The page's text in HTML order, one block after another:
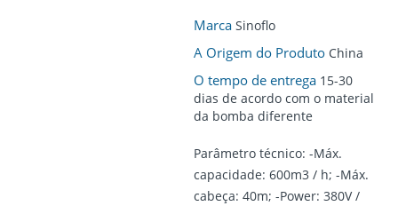
Marca Sinoflo
A Origem do Produto China
O tempo de entrega 15-30
dias de acordo com o material
da bomba diferente
Parâmetro técnico: -Máx.
capacidade: 600m3 / h; -Máx.
cabeça: 40m; -Power: 380V /